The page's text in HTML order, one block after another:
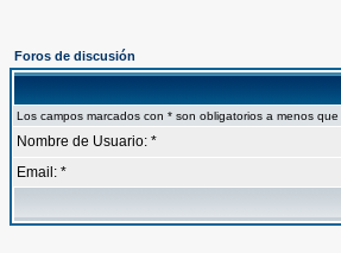
Foros de discusión
Los campos marcados con * son obligatorios a menos
Nombre de Usuario: *
Email: *